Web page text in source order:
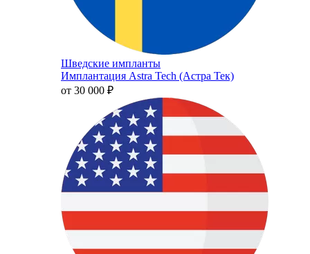
Шведские импланты
Имплантация Astra Tech (Астра Тек)
от 30 000 ₽